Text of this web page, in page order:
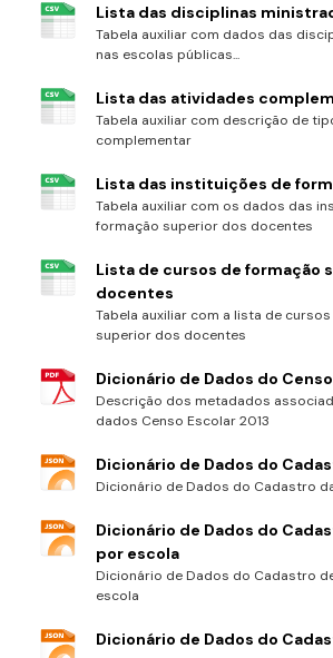
Lista das disciplinas
Tabela auxiliar com dados das
nas escolas públicas...
Lista das atividades
Tabela auxiliar com descrição de
complementar
Lista das instituições de
Tabela auxiliar com os dados das
formação superior dos docentes
Lista de cursos de formação
docentes
Tabela auxiliar com a lista de
superior dos docentes
Dicionário de Dados do
Descrição dos metadados
dados Censo Escolar 2013
Dicionário de Dados do
Dicionário de Dados do Cadastro
Dicionário de Dados do
por escola
Dicionário de Dados do Cadastro
escola
Dicionário de Dados do